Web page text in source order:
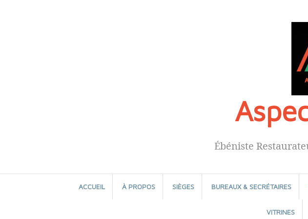
Ébéniste
ACCUEIL À PROPOS SIÈGES BUREAUX & SECRÉTAIRES
VITRINES